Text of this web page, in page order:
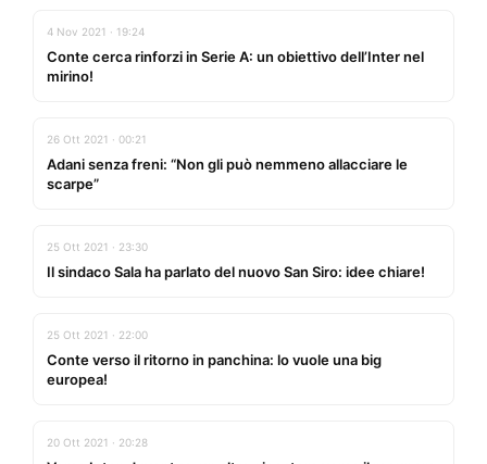
4 Nov 2021 · 19:24
Conte cerca rinforzi in Serie A: un obiettivo dell’Inter nel
mirino!
26 Ott 2021 · 00:21
Adani senza freni: “Non gli può nemmeno allacciare le
scarpe”
25 Ott 2021 · 23:30
Il sindaco Sala ha parlato del nuovo San Siro: idee chiare!
25 Ott 2021 · 22:00
Conte verso il ritorno in panchina: lo vuole una big
europea!
20 Ott 2021 · 20:28